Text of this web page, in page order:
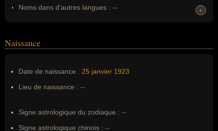
Noms dans d'autres langues : --
Nom de famille :Taittinger
+
+
Naissance
Date de naissance : 25 janvier 1923
Lieu de naissance : --
Signe astrologique du zodiaque : --
Signe astrologique chinois : --